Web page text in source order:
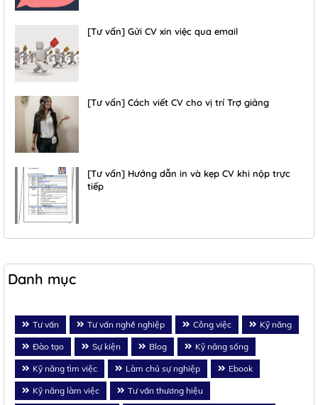
[Tư vấn] Gửi CV xin việc qua email
[Tư vấn] Cách viết CV cho vị trí Trợ giảng
[Tư vấn] Hướng dẫn in và kẹp CV khi nộp trực
tiếp
Danh mục
Tư vấn Tư vấn nghề nghiệp Công việc Kỹ năng
Đào tạo Sự kiện Blog Kỹ năng sống
Kỹ năng tìm việc Làm chủ sự nghiệp Ebook
Kỹ năng làm việc Tư vấn thương hiệu